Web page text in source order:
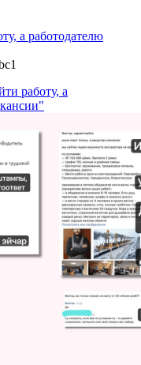
а работодателю
работу, а